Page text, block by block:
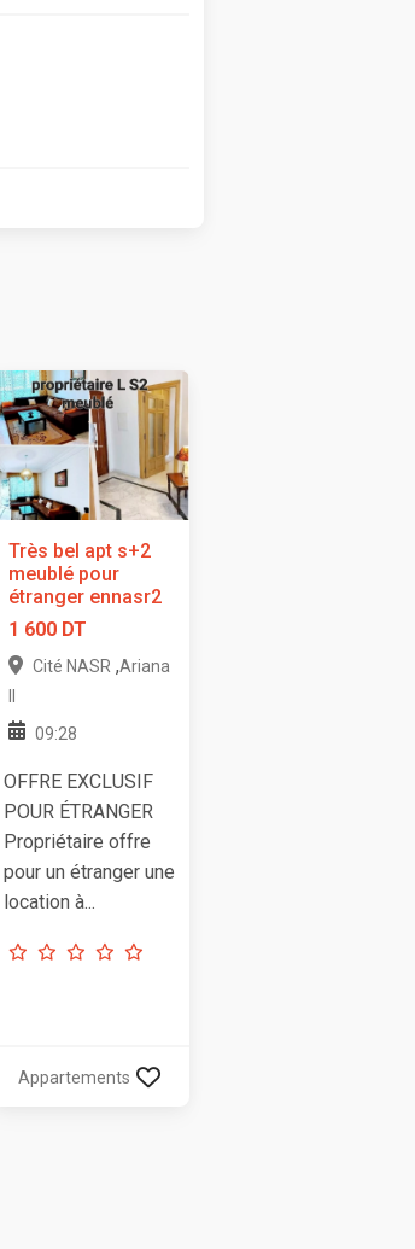
Très bel apt s+2
meublé pour
étranger ennasr2
1 600 DT
Cité NASR ,Ariana
09:28
OFFRE EXCLUSIF
POUR ÉTRANGER
Propriétaire offre
pour un étranger une
location à...
Appartements